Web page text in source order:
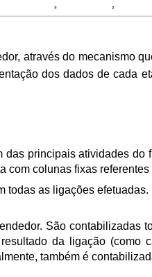
através do mecanismo
dos dados de cada
das principais atividades do
com colunas fixas referentes
todas as ligações efetuadas.
São contabilizadas
da ligação (como
também é